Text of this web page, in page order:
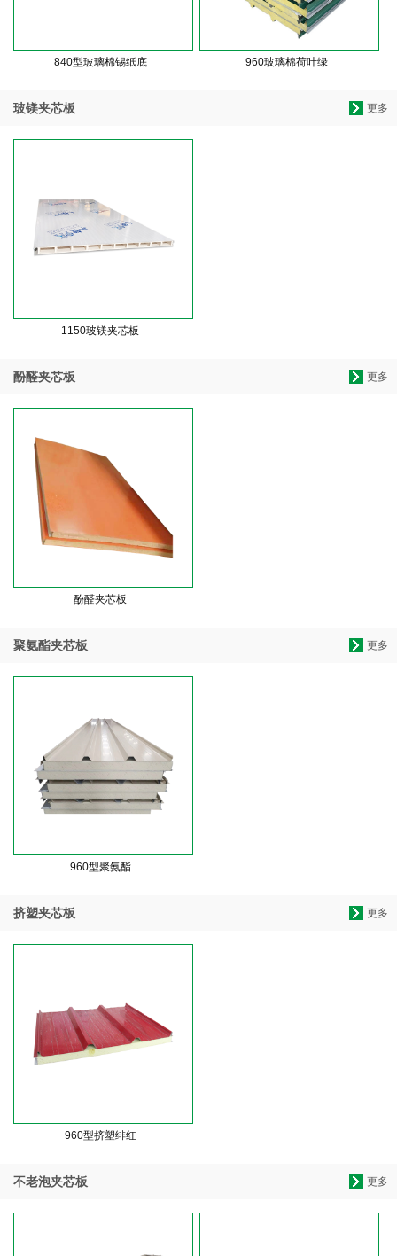
840型玻璃棉锡纸底 960玻璃棉荷叶绿
更多
玻镁夹芯板
1150玻镁夹芯板
更多
酚醛夹芯板
酚醛夹芯板
更多
聚氨酯夹芯板
960型聚氨酯
更多
挤塑夹芯板
960型挤塑绯红
更多
不老泡夹芯板